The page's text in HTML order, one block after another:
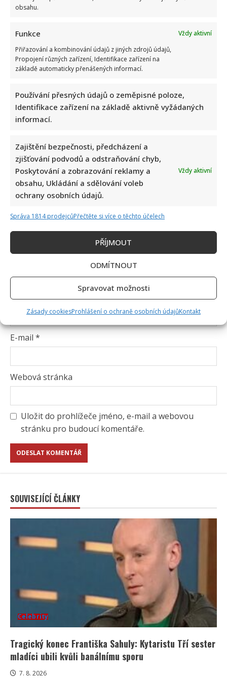
obsahu.
Funkce
Vždy aktivní
Přiřazování a kombinování údajů z jiných zdrojů údajů,
Propojení různých zařízení, Identifikace zařízení na
základě automaticky přenášených informací.
Používání přesných údajů o zeměpisné poloze,
Identifikace zařízení na základě aktivně vyžádaných
informací.
Zajištění bezpečnosti, předcházení a
zjišťování podvodů a odstraňování chyb,
Poskytování a zobrazování reklamy a
obsahu, Ukládání a sdělování voleb
ochrany osobních údajů.
Vždy aktivní
Správa 1814 prodejcůPřečtěte si více o těchto účelech
PŘÍJMOUT
ODMÍTNOUT
Spravovat možnosti
Zásady cookiesProhlášení o ochraně osobních údajůKontakt
Napsat komentář
Komentář *
Jméno*
E-mail *
Webová stránka
Uložit do prohlížeče jméno, e-mail a webovou
stránku pro budoucí komentáře.
SOUVISEJÍCÍ ČLÁNKY
Celebrity
Tragický konec Františka Sahuly: Kytaristu Tří sester
mladíci ubili kvůli banálnímu sporu
7. 8. 2026